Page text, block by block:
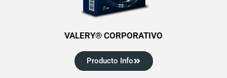
VALERY® CORPORATIVO
Producto Info